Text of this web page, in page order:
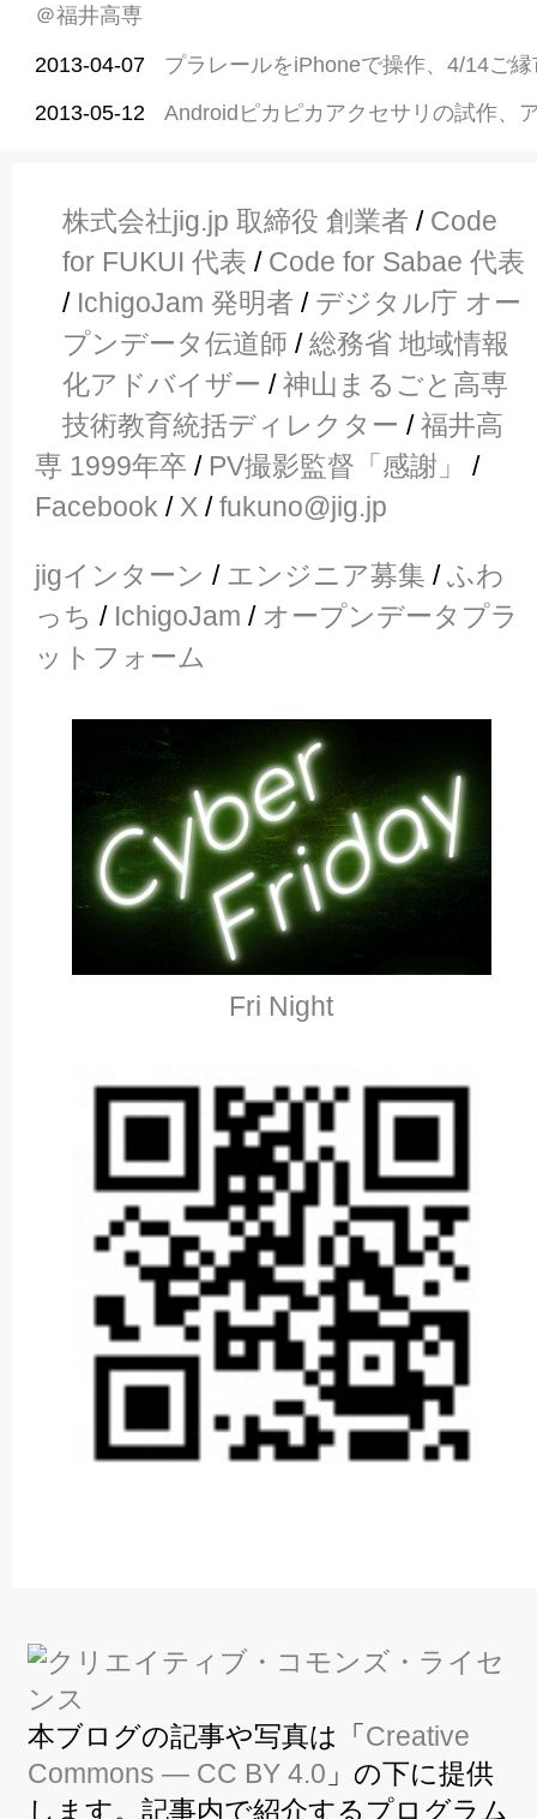
＠福井高専
2013-04-07 プラレールをiPhoneで操作、4/14ご
2013-05-12 Androidピカピカアクセサリの試作、
株式会社jig.jp 取締役 創業者 / Code
for FUKUI 代表 / Code for Sabae 代表
/ IchigoJam 発明者 / デジタル庁 オー
プンデータ伝道師 /総務省 地域情報
化アドバイザー /神山まるごと高専
技術教育統括ディレクター /福井高
専 1999年卒 / PV撮影監督「感謝」
/
Facebook / X /fukuno@jig.jp
jigインターン / エンジニア募集 /ふわ
っち / IchigoJam / オープンデータプラ
ットフォーム
Fri Night
本ブログの記事や写真は「 Creative
Commons — CC BY 4.0 」の下に提供
します。記事内で紹介するプログラム